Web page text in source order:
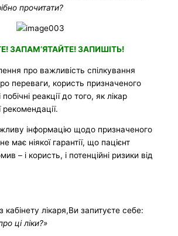
прочитати?
ЗАПАМ’ЯТАЙТЕ! ЗАПИШІТЬ!
про важливість спілкування
переваги, користь призначеного
реакції до того, як лікар
інформацію щодо призначеного
має ніякої гарантії, що пацієнт
– і користь, і потенційні ризики від
лікаря,Ви запитуєте себе:
ці ліки?»